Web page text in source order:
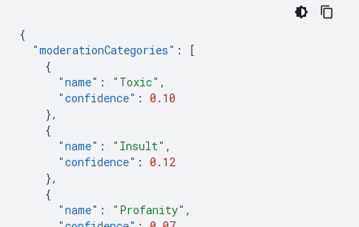
{
"moderationCategories" :
[
{
"name" : "Toxic" ,
"confidence" : 0.10
},
{
"name" : "Insult" ,
"confidence" : 0.12
},
{
"name" : "Profanity" ,